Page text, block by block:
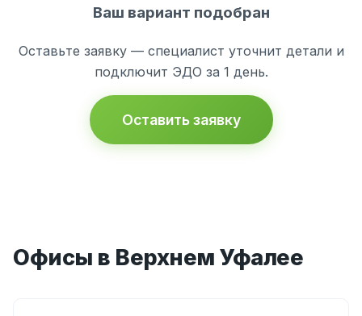
Ваш вариант подобран
Оставьте заявку — специалист уточнит детали и
подключит ЭДО за 1 день.
Оставить заявку
Офисы в Верхнем Уфалее